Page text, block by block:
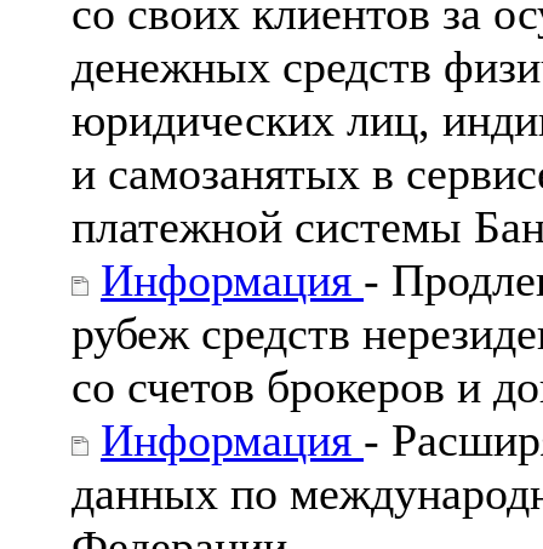
со своих клиентов за
денежных средств
юридических лиц,
и самозанятых в
платежной системы
Информация -
рубеж средств
со счетов брокеров и
Информация -
данных по